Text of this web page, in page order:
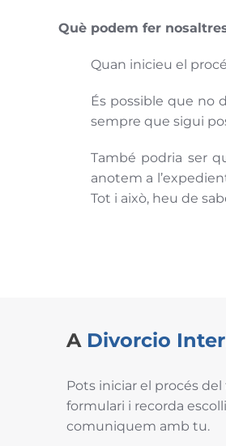
Què podem fer
Quan inicieu el
És possible que no
sempre que sigui
També podria ser
anotem a
Tot i això, heu de
A Divorcio
Pots iniciar el procés
formulari i recorda
comuniquem amb tu.